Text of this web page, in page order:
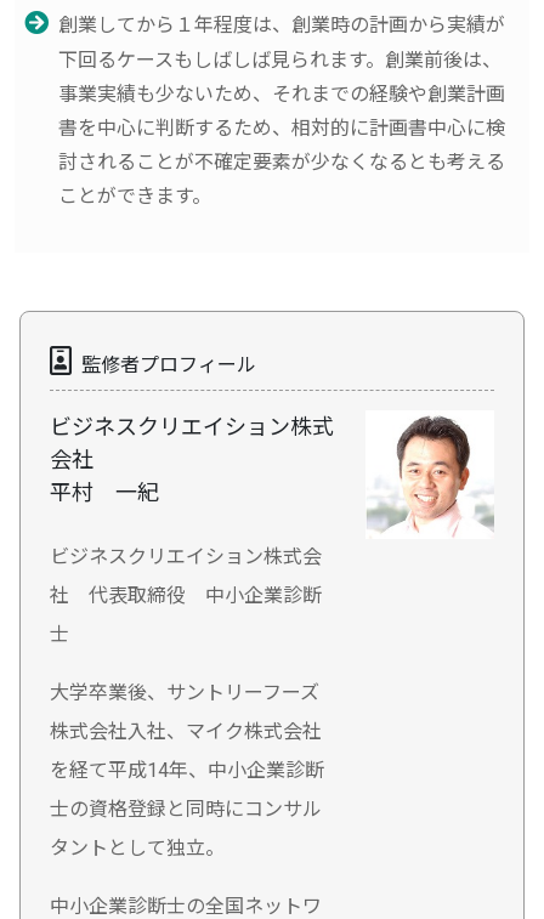
創業してから１年程度は、創業時の計画から実績が
下回るケースもしばしば見られます。創業前後は、
事業実績も少ないため、それまでの経験や創業計画
書を中心に判断するため、相対的に計画書中心に検
討されることが不確定要素が少なくなるとも考える
ことができます。
監修者プロフィール
ビジネスクリエイション株式
会社
平村 一紀
ビジネスクリエイション株式会
社 代表取締役 中小企業診断
士
大学卒業後、サントリーフーズ
株式会社入社、マイク株式会社
を経て平成14年、中小企業診断
士の資格登録と同時にコンサル
タントとして独立。
中小企業診断士の全国ネットワ